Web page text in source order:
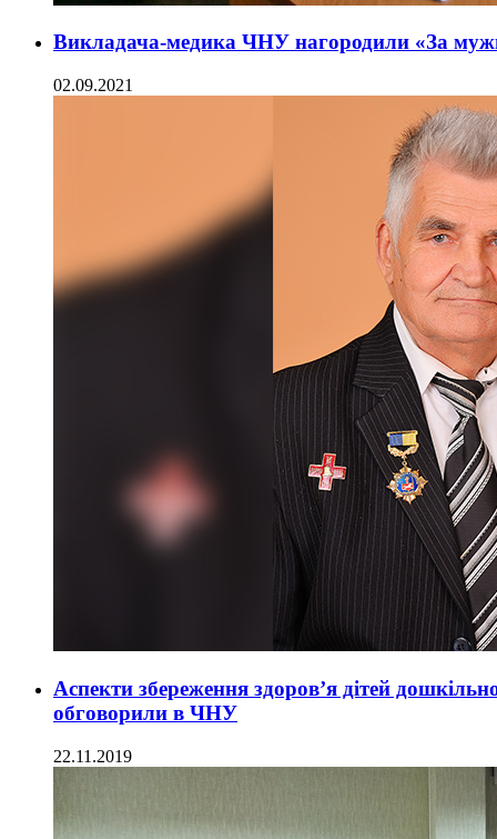
Викладача-медика ЧНУ нагородили «За
02.09.2021
Аспекти збереження здоров’я дітей
обговорили в ЧНУ
22.11.2019